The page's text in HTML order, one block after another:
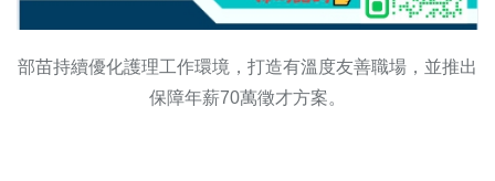
部苗持續優化護理工作環境，打造有溫度友善職場，並推出
保障年薪70萬徵才方案。